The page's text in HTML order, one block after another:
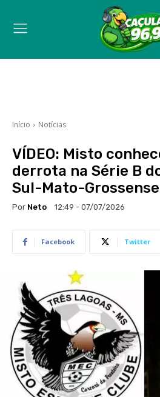
Início Notícias
VÍDEO: Misto
derrota na Série B
Sul-Mato-Grossense
Por Neto 12:49 - 07/07/2026
Facebook Twitter